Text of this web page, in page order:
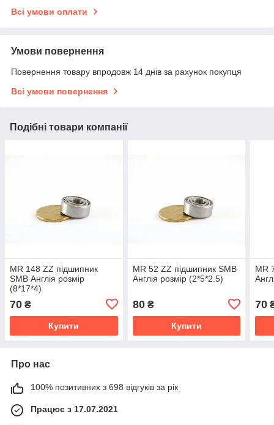
Всі умови оплати
Умови повернення
Повернення товару впродовж 14 днів за рахунок покупця
Всі умови повернення
Подібні товари компанії
MR 148 ZZ підшипник
SMB Англія розмір
(8*17*4)
70 ₴
Купити
MR 52 ZZ підшипник SMB
Англія розмір (2*5*2.5)
80₴
Купити
MR
70
Про нас
100% позитивних з 698 відгуків за рік
Працює з 17.07.2021